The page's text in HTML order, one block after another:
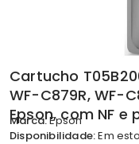
Cartucho
WF-C879R, WF-
Epson, com NF e
Marca:Epson
Disponibilidade:Em